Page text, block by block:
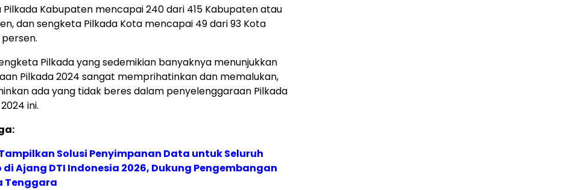
Pilkada Kabupaten mencapai 240 dari 415 Kabupaten atau
dan sengketa Pilkada Kota mencapai 49 dari 93 Kota
Pilkada yang sedemikian banyaknya menunjukkan
Pilkada 2024 sangat memprihatinkan dan memalukan,
ada yang tidak beres dalam penyelenggaraan Pilkada
ini.
Tampilkan Solusi Penyimpanan Data untuk Seluruh
di Ajang DTI Indonesia 2026, Dukung Pengembangan
Tenggara